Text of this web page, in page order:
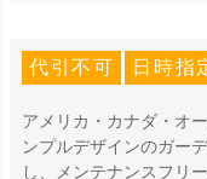
代引不可 日時指
アメリカ・カナダ・オ
ンプルデザインのガー
し、メンテナンスフリ